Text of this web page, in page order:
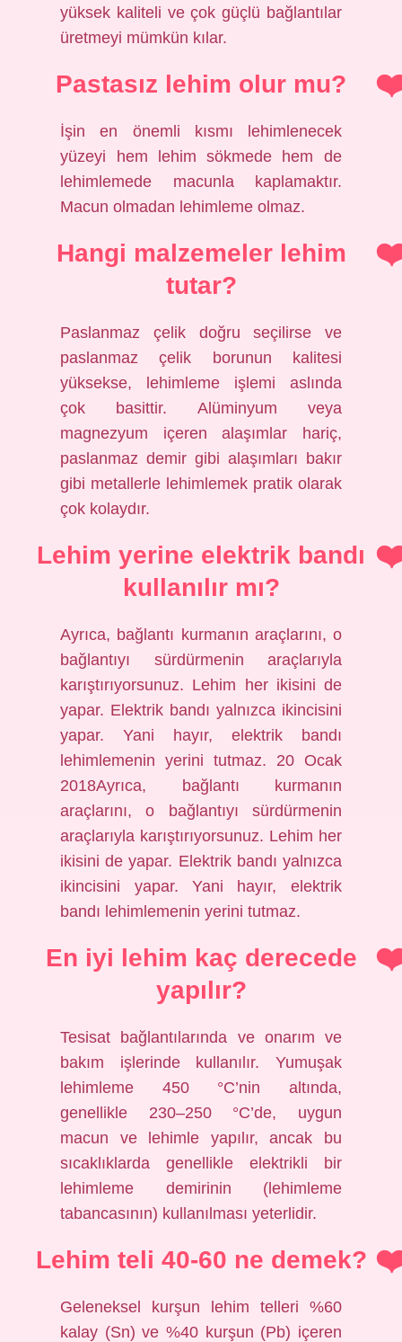
yüksek kaliteli ve çok güçlü bağlantılar
üretmeyi mümkün kılar.
Pastasız lehim olur mu?
İşin en önemli kısmı lehimlenecek
yüzeyi hem lehim sökmede hem de
lehimlemede macunla kaplamaktır.
Macun olmadan lehimleme olmaz.
Hangi malzemeler lehim
tutar?
Paslanmaz çelik doğru seçilirse ve
paslanmaz çelik borunun kalitesi
yüksekse, lehimleme işlemi aslında
çok basittir. Alüminyum veya
magnezyum içeren alaşımlar hariç,
paslanmaz demir gibi alaşımları bakır
gibi metallerle lehimlemek pratik olarak
çok kolaydır.
Lehim yerine elektrik bandı
kullanılır mı?
Ayrıca, bağlantı kurmanın araçlarını, o
bağlantıyı sürdürmenin araçlarıyla
karıştırıyorsunuz. Lehim her ikisini de
yapar. Elektrik bandı yalnızca ikincisini
yapar. Yani hayır, elektrik bandı
lehimlemenin yerini tutmaz. 20 Ocak
2018Ayrıca, bağlantı kurmanın
araçlarını, o bağlantıyı sürdürmenin
araçlarıyla karıştırıyorsunuz. Lehim her
ikisini de yapar. Elektrik bandı yalnızca
ikincisini yapar. Yani hayır, elektrik
bandı lehimlemenin yerini tutmaz.
En iyi lehim kaç derecede
yapılır?
Tesisat bağlantılarında ve onarım ve
bakım işlerinde kullanılır. Yumuşak
lehimleme 450 °C’nin altında,
genellikle 230–250 °C’de, uygun
macun ve lehimle yapılır, ancak bu
sıcaklıklarda genellikle elektrikli bir
lehimleme demirinin (lehimleme
tabancasının) kullanılması yeterlidir.
Lehim teli 40-60 ne demek?
Geleneksel kurşun lehim telleri %60
kalay (Sn) ve %40 kurşun (Pb) içeren